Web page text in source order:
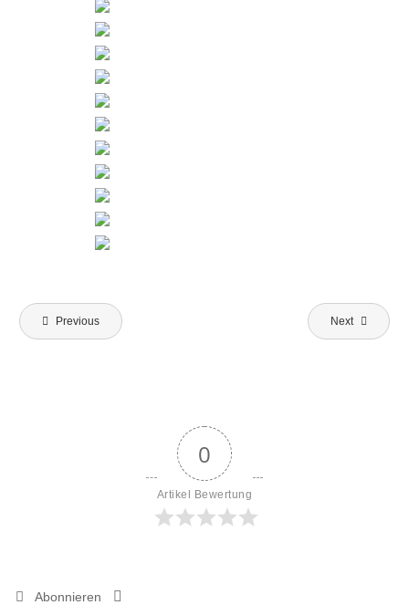
Beitragsnavigation
Previous Next
0
Artikel Bewertung
Abonnieren